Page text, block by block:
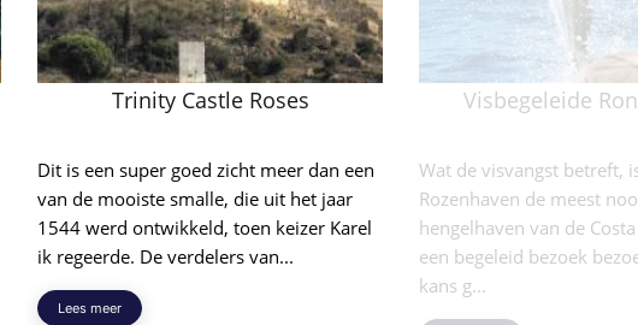
Trinity Castle Roses
Dit is een super goed zicht meer dan een
van de mooiste smalle, die uit het jaar
1544 werd ontwikkeld, toen keizer Karel
ik regeerde. De verdelers van...
Lees meer
Visbegeleide
Wat de visvangst betreft,
Rozenhaven de meest
hengelhaven van de
een begeleid bezoek
kans g...